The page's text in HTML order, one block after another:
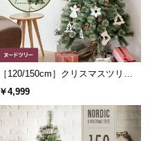
［120/150cm］クリスマスツリー
ハーフ ヌードツリー
￥4,999